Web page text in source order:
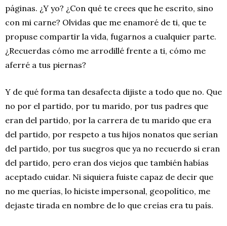
páginas. ¿Y yo? ¿Con qué te crees que he escrito, sino
con mi carne? Olvidas que me enamoré de ti, que te
propuse compartir la vida, fugarnos a cualquier parte.
¿Recuerdas cómo me arrodillé frente a ti, cómo me
aferré a tus piernas?
Y de qué forma tan desafecta dijiste a todo que no. Que
no por el partido, por tu marido, por tus padres que
eran del partido, por la carrera de tu marido que era
del partido, por respeto a tus hijos nonatos que serían
del partido, por tus suegros que ya no recuerdo si eran
del partido, pero eran dos viejos que también habías
aceptado cuidar. Ni siquiera fuiste capaz de decir que
no me querías, lo hiciste impersonal, geopolítico, me
dejaste tirada en nombre de lo que creías era tu país.